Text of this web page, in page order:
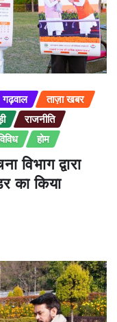
गढ़वाल
ताज़ा खबर
राजनीति
होम
द्वारा
का किया